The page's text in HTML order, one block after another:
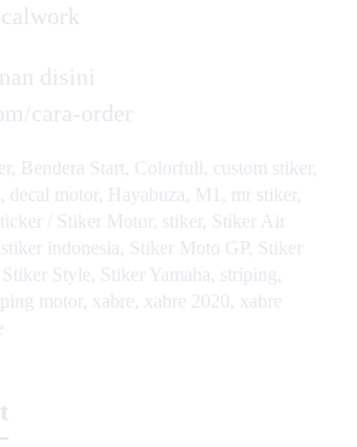
disini
cara-order
Bendera Start Colorfull custom stiker
decal motor Hayabuza M1 mr stiker
/ Stiker Motor stiker
Stiker Air
stiker indonesia Stiker Moto GP , Stiker
Stiker Style Stiker Yamaha striping
motor xabre xabre 2020
xabre